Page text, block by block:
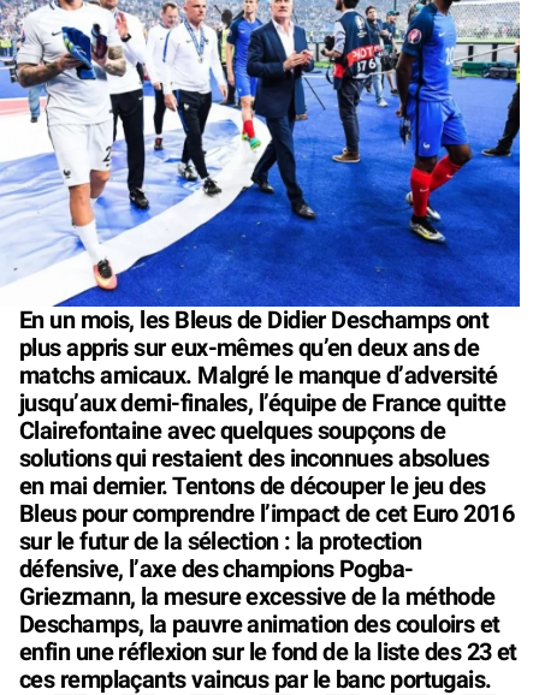
En un mois, les Bleus de Didier Deschamps ont
plus appris sur eux-mêmes qu’en deux ans de
matchs amicaux. Malgré le manque d’adversité
jusqu’aux demi-finales, l’équipe de France quitte
Clairefontaine avec quelques soupçons de
solutions qui restaient des inconnues absolues
en mai dernier. Tentons de découper le jeu des
Bleus pour comprendre l’impact de cet Euro 2016
sur le futur de la sélection : la protection
défensive, l’axe des champions Pogba-
Griezmann, la mesure excessive de la méthode
Deschamps, la pauvre animation des couloirs et
enfin une réflexion sur le fond de la liste des 23 et
ces remplaçants vaincus par le banc portugais.